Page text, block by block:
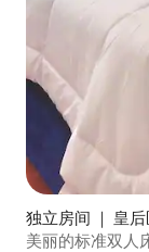
独立房间 ｜ 皇后
美丽的标准双人